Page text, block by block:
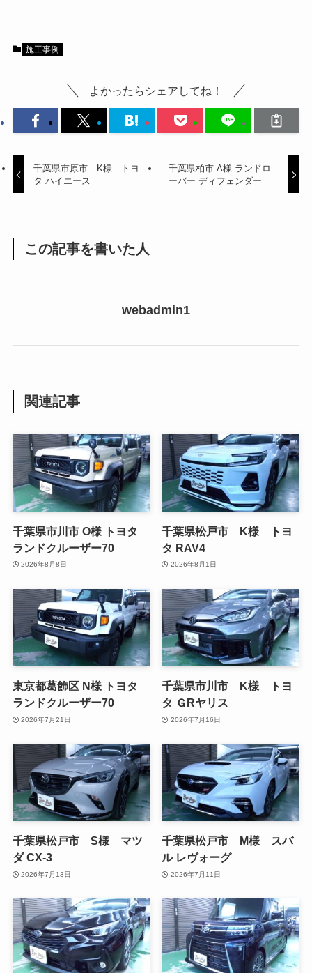
施工事例
よかったらシェアしてね！
千葉県市原市 K様 トヨ
タ ハイエース
千葉県柏市 A様 ランドロ
ーバー ディフェンダー
この記事を書いた人
webadmin1
関連記事
千葉県市川市 O様 トヨタ
ランドクルーザー70
2026年8月8日
千葉県松戸市 K様 トヨ
タ RAV4
2026年8月1日
東京都葛飾区 N様 トヨタ
ランドクルーザー70
2026年7月21日
千葉県市川市 K様 トヨ
タ ＧRヤリス
2026年7月16日
千葉県松戸市 S様 マツ
ダ CX-3
2026年7月13日
千葉県松戸市 M様 スバ
ル レヴォーグ
2026年7月11日